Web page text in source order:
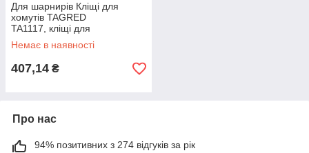
Для шарнирів Кліщі для
хомутів TAGRED
TA1117, кліщі для
затягування хомутів, кліщі
для шарнірів
Немає в наявності
407,14 ₴
Про нас
94% позитивних з 274 відгуків за рік